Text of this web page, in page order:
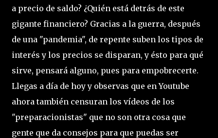
a precio de saldo? ¿Quién está detrás de este
gigante financiero? Gracias a la guerra, después
de una "pandemia", de repente suben los tipos de
interés y los precios se disparan, y ésto para qué
sirve, pensará alguno, pues para empobrecerte.
Llegas a día de hoy y observas que en Youtube
ahora también censuran los vídeos de los
"preparacionistas" que no son otra cosa que
gente que da consejos para que puedas ser